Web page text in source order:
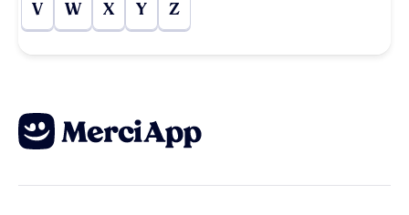
V W X Y Z